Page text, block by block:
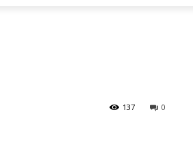
0
137